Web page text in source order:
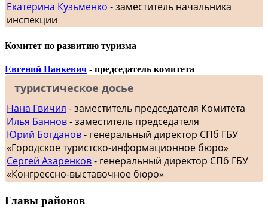
Екатерина Кузьменко - заместитель начальника
инспекции
Комитет по развитию туризма
Евгений Панкевич - председатель комитета
туристическое досье
Нана Гвичия - заместитель председателя Комитета
Илья Баннов- заместитель председателя
Юрий Богданов- генеральный директор СПб ГБУ
«Городское туристско-информационное бюро»
Сергей Азаренков- генеральный директор СПб ГБУ
«Конгрессно-выставочное бюро»
Главы районов